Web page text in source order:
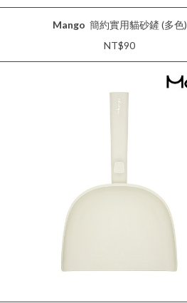
Mango 簡約實用貓砂鏟 (多色)
NT$90